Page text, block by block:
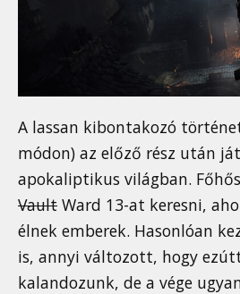
A lassan kibontakozó
módon) az előző rész után
apokaliptikus világban.
Vault Ward 13-at keresni,
élnek emberek. Hasonlóan
is, annyi változott, hogy
kalandozunk, de a vége